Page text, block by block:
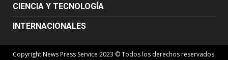
CIENCIA Y TECNOLOGÍA
INTERNACIONALES
Copyright News Press Service 2023 © Todos los derechos reservados.